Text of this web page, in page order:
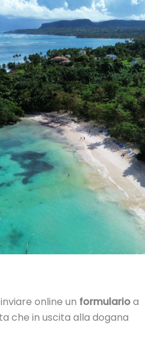
online un formularioa
che in uscita alla dogana